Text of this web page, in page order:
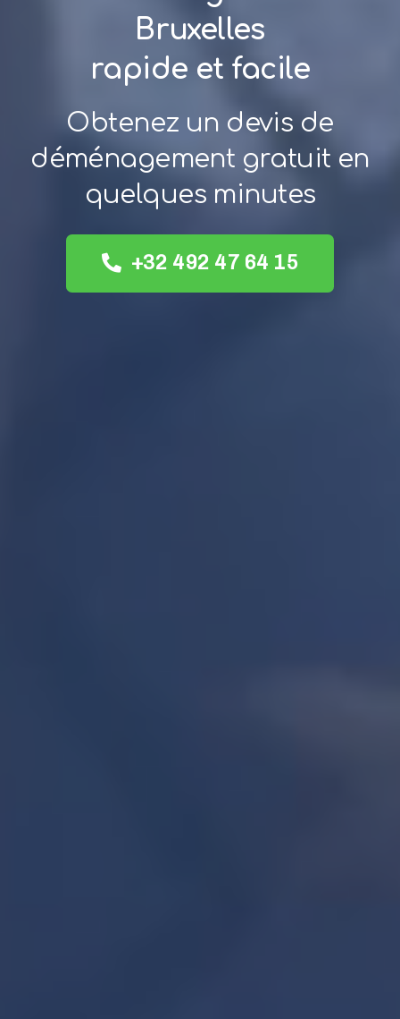
Bruxelles
rapide et facile
Obtenez un devis de
déménagement gratuit en
quelques minutes
+32 492 47 64 15